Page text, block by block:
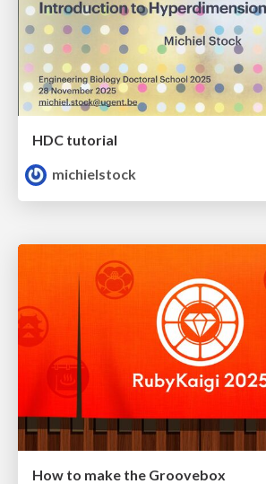
HDC tutorial
michielstock
How to make the Groovebox